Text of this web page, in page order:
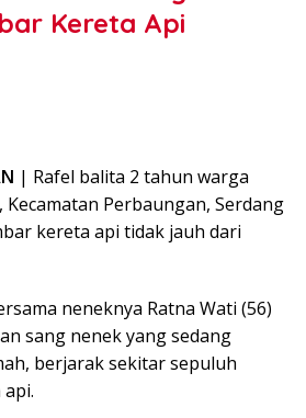
Kereta Api
| Rafel balita 2 tahun warga
Kecamatan Perbaungan, Serdang
kereta api tidak jauh dari
neneknya Ratna Wati (56)
sang nenek yang sedang
berjarak sekitar sepuluh